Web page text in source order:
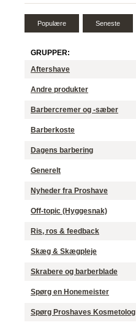
GRUPPER:
Aftershave
Andre produkter
Barbercremer og -sæber
Barberkoste
Dagens barbering
Generelt
Nyheder fra Proshave
Off-topic (Hyggesnak)
Ris, ros & feedback
Skæg & Skægpleje
Skrabere og barberblade
Spørg en Honemeister
Spørg Proshaves Kosmetolog